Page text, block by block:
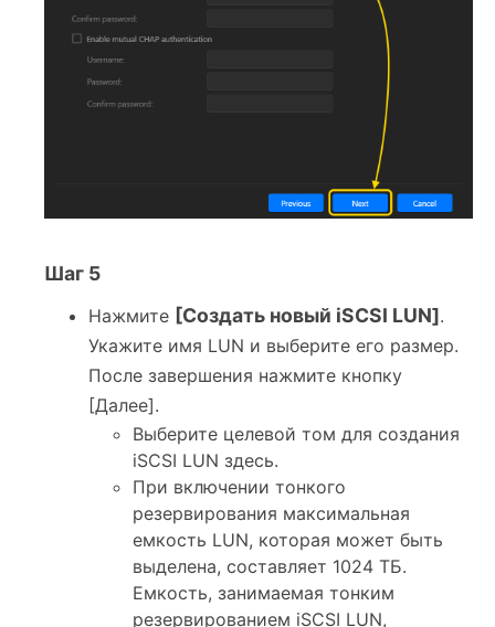
Шаг 5
Нажмите [Создать новый iSCSI LUN].
Укажите имя LUN и выберите его размер.
После завершения нажмите кнопку
[Далее].
Выберите целевой том для создания
iSCSI LUN здесь.
При включении тонкого
резервирования максимальная
емкость LUN, которая может быть
выделена, составляет 1024 ТБ.
Емкость, занимаемая тонким
резервированием iSCSI LUN,